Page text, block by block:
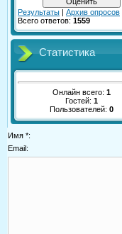
Результаты | Архив опросов
Всего ответов: 1559
Статистика
Онлайн всего: 1
Гостей: 1
Пользователей: 0
Имя *:
Email: